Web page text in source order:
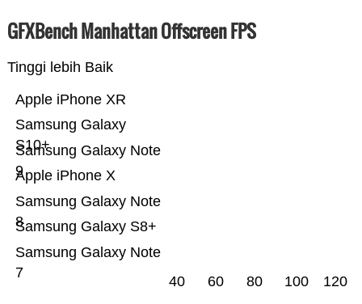
GFXBench Manhattan Offscreen FPS
Tinggi lebih Baik
Samsung Galaxy Note
7
Samsung Galaxy S8+
Samsung Galaxy Note
8
Apple iPhone X
Samsung Galaxy Note
9
Samsung Galaxy
S10+
Apple iPhone XR
40 60 80 100 120